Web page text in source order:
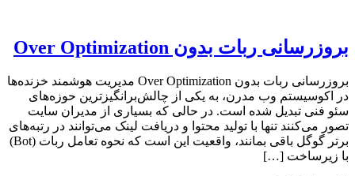
بروزرسانی ربات بدون Over Optimization
بروزرسانی ربات بدون Over Optimization مدیریت هوشمند خزنده‌ها
در اکوسیستم وب مدرن، به یکی از چالش‌برانگیزترین حوزه‌های
سئو فنی تبدیل شده است. در حالی که بسیاری از مدیران سایت
تصور می‌کنند تنها با تولید محتوا و دریافت لینک می‌توانند در رتبه‌های
برتر گوگل باقی بمانند، واقعیت این است که نحوه تعامل ربات (Bot)
با زیرساخت […]